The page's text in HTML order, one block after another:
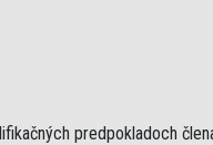
predpokladoch